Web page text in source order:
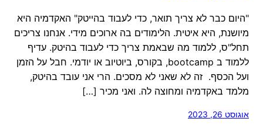
"היום כבר לא צריך תואר, כדי לעבוד בהייטק" האקדמיה היא
מיושנת, היא איטית. הלימודים בה ארוכים מידי. אנחנו צריכים
תחל"ס, ללמוד מה שבאמת צריך כדי לעבוד בהיטק. עדיף
ללמוד ב bootcamp, בקורס, ביוטיוב או יודמי. חבל על הזמן
ועל הכסף. זה לא שאני לא מסכים. הרי אני עובד בהיטק,
מלמד באקדמיה ומחוצה לה. ואני מכיר […]
אוגוסט 26, 2023